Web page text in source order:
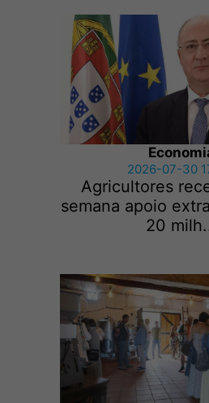
2026-07-30
Agricultores
semana apoio
20